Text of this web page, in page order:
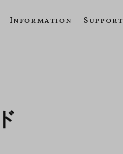
Information Support